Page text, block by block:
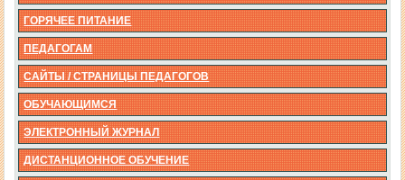
ГОРЯЧЕЕ ПИТАНИЕ
ПЕДАГОГАМ
САЙТЫ / СТРАНИЦЫ ПЕДАГОГОВ
ОБУЧАЮЩИМСЯ
ЭЛЕКТРОННЫЙ ЖУРНАЛ
ДИСТАНЦИОННОЕ ОБУЧЕНИЕ